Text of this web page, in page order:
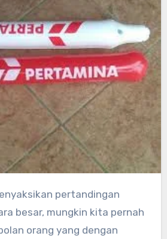
besar, mungkin kita pernah
orang yang dengan